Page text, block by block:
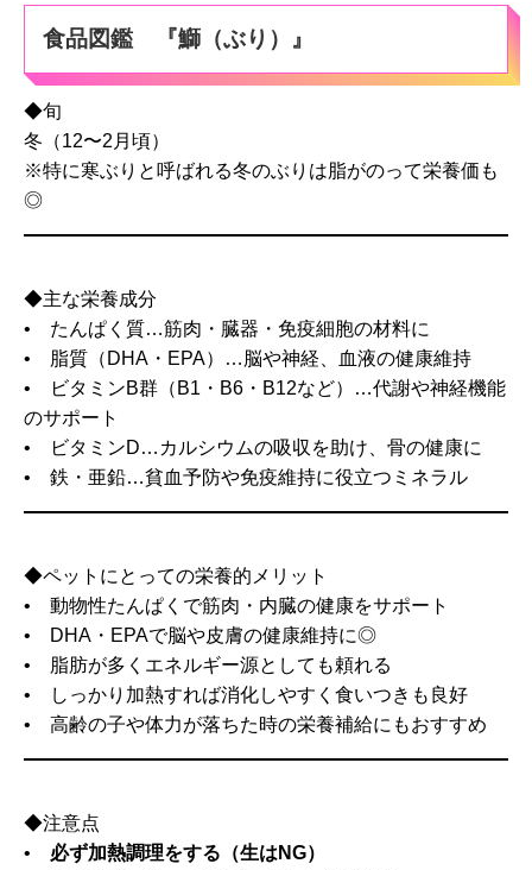
食品図鑑 『鰤（ぶり）』
◆旬
冬（12〜2月頃）
※特に寒ぶりと呼ばれる冬のぶりは脂がのって栄養価も
◎
◆主な栄養成分
• たんぱく質…筋肉・臓器・免疫細胞の材料に
• 脂質（DHA・EPA）…脳や神経、血液の健康維持
• ビタミンB群（B1・B6・B12など）…代謝や神経機能
のサポート
• ビタミンD…カルシウムの吸収を助け、骨の健康に
• 鉄・亜鉛…貧血予防や免疫維持に役立つミネラル
◆ペットにとっての栄養的メリット
• 動物性たんぱくで筋肉・内臓の健康をサポート
• DHA・EPAで脳や皮膚の健康維持に◎
• 脂肪が多くエネルギー源としても頼れる
• しっかり加熱すれば消化しやすく食いつきも良好
• 高齢の子や体力が落ちた時の栄養補給にもおすすめ
◆注意点
• 必ず加熱調理をする（生はNG）